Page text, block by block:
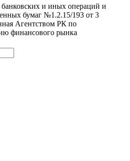
и иных операций и
бумаг №1.2.15/193 от 3
Агентством РК по
финансового рынка